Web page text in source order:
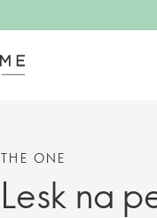
THE ONE
Lesk na